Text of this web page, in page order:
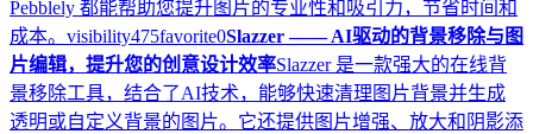
Pebblely 都能帮助您提升图片的专业性和吸引力，节省时间和
成本。 visibility475favorite0Slazzer —— AI驱动的背景移除与图
片编辑，提升您的创意设计效率Slazzer 是一款强大的在线背
景移除工具，结合了AI技术，能够快速清理图片背景并生成
透明或自定义背景的图片。它还提供图片增强、放大和阴影添